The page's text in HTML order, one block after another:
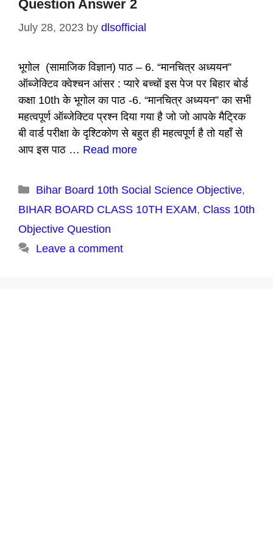
Question Answer 2
July 28, 2023 by dlsofficial
भूगोल (सामाजिक विज्ञान) पाठ – 6. “मानचित्र अध्ययन”
ऑब्जेक्टिव क्वेश्चन आंसर : प्यारे बच्चों इस पेज पर बिहार बोर्ड
कक्षा 10th के भूगोल का पाठ -6. “मानचित्र अध्ययन” का सभी
महत्वपूर्ण ऑब्जेक्टिव प्रश्न दिया गया है जो जो आपके मैट्रिक
बी वार्ड परीक्षा के दृश्टिकोण से बहुत ही महत्वपूर्ण है तो यहाँ से
आप इस पाठ … Read more
Categories
Bihar Board 10th Social Science Objective,
BIHAR BOARD CLASS 10TH EXAM, Class 10th
Objective Question
Leave a comment